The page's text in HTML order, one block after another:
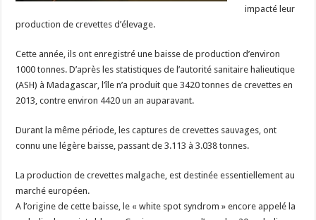
impacté leur
production de crevettes d’élevage.
Cette année, ils ont enregistré une baisse de production d’environ
1000 tonnes. D’après les statistiques de l’autorité sanitaire halieutique
(ASH) à Madagascar, l’île n’a produit que 3420 tonnes de crevettes en
2013, contre environ 4420 un an auparavant.
Durant la même période, les captures de crevettes sauvages, ont
connu une légère baisse, passant de 3.113 à 3.038 tonnes.
La production de crevettes malgache, est destinée essentiellement au
marché européen.
A l’origine de cette baisse, le « white spot syndrom » encore appelé la